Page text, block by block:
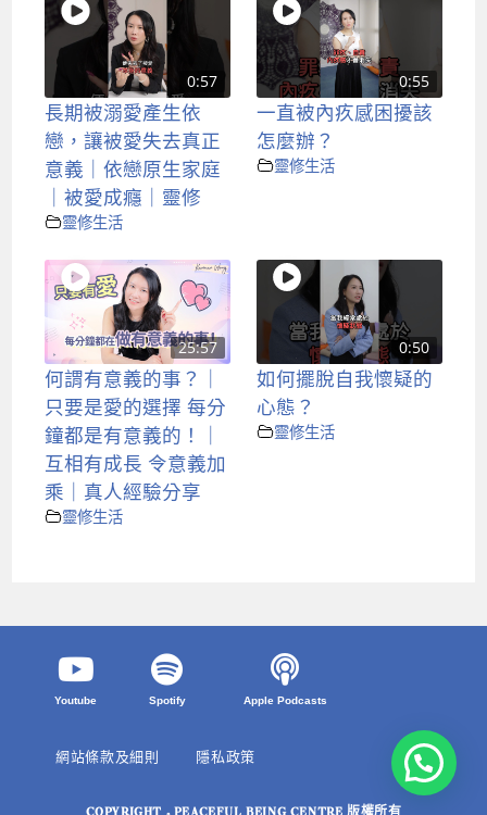
0:57
長期被溺愛產生依
戀，讓被愛失去真正
意義｜依戀原生家庭
｜被愛成癮｜靈修
靈修生活
0:55
一直被內疚感困擾該
怎麼辦？
靈修生活
25:57
何謂有意義的事？｜
只要是愛的選擇 每分
鐘都是有意義的！｜
互相有成長 令意義加
乘｜真人經驗分享
靈修生活
0:50
如何擺脫自我懷疑的
心態？
靈修生活
Youtube Spotify Apple Podcasts
網站條款及細則 隱私政策